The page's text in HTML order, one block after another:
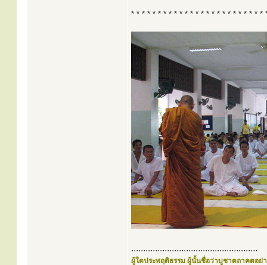
* * * * * * * * * * * * * * * * * * * * * * * * *
.....................................................
ผู้ใดประพฤติธรรม ผู้นั้นชื่อว่าบูชาตถาคตอย่า